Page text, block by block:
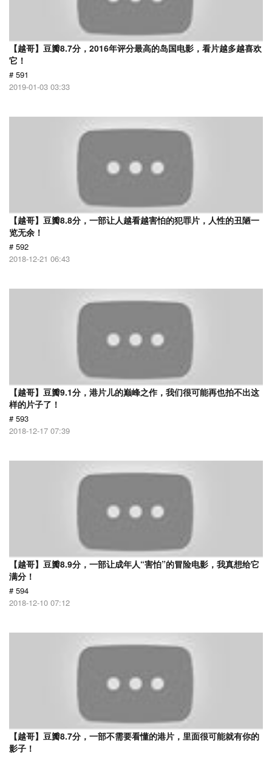
【越哥】豆瓣8.7分，2016年评分最高的岛国电影，看片越多越喜欢
它！
# 591
2019-01-03 03:33
【越哥】豆瓣8.8分，一部让人越看越害怕的犯罪片，人性的丑陋一
览无余！
# 592
2018-12-21 06:43
【越哥】豆瓣9.1分，港片儿的巅峰之作，我们很可能再也拍不出这
样的片子了！
# 593
2018-12-17 07:39
【越哥】豆瓣8.9分，一部让成年人“害怕”的冒险电影，我真想给它
满分！
# 594
2018-12-10 07:12
【越哥】豆瓣8.7分，一部不需要看懂的港片，里面很可能就有你的
影子！